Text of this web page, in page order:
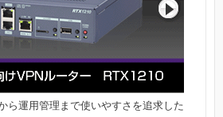
ら運用管理まで使いやすさを追求した